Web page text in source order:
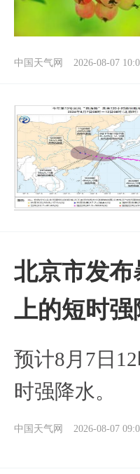
中国天气网 2026-08-07
北京市发布
上的短时强
预计8月7日
时强降水。
中国天气网 2026-08-07